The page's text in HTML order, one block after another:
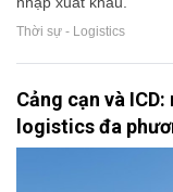
Thời sự - Logistics
Cảng cạn và
logistics đa